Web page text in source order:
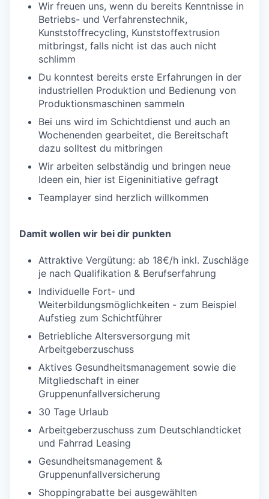
Wir freuen uns, wenn du bereits Kenntnisse in
Betriebs- und Verfahrenstechnik,
Kunststoffrecycling, Kunststoffextrusion
mitbringst, falls nicht ist das auch nicht
schlimm
Du konntest bereits erste Erfahrungen in der
industriellen Produktion und Bedienung von
Produktionsmaschinen sammeln
Bei uns wird im Schichtdienst und auch an
Wochenenden gearbeitet, die Bereitschaft
dazu solltest du mitbringen
Wir arbeiten selbständig und bringen neue
Ideen ein, hier ist Eigeninitiative gefragt
Teamplayer sind herzlich willkommen
Damit wollen wir bei dir punkten
Attraktive Vergütung: ab 18€/h inkl. Zuschläge
je nach Qualifikation & Berufserfahrung
Individuelle Fort- und
Weiterbildungsmöglichkeiten - zum Beispiel
Aufstieg zum Schichtführer
Betriebliche Altersversorgung mit
Arbeitgeberzuschuss
Aktives Gesundheitsmanagement sowie die
Mitgliedschaft in einer
Gruppenunfallversicherung
30 Tage Urlaub
Arbeitgeberzuschuss zum Deutschlandticket
und Fahrrad Leasing
Gesundheitsmanagement &
Gruppenunfallversicherung
Shoppingrabatte bei ausgewählten